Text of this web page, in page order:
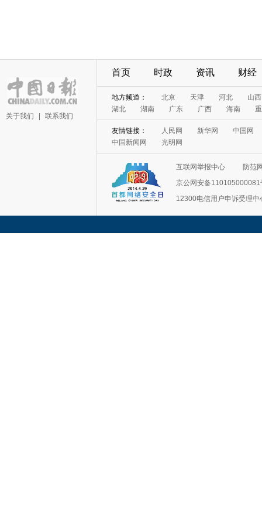
关于我们 联系我们
首页 时政 资讯 财经
地方频道： 北京 天津 河北
山西
湖北
湖南 广东 广西 海南
友情链接： 人民网 新华网
中国网
中国新闻网
光明网
互联网举报中心
防范
京公网安备110105000081
12300电信用户申诉受理中